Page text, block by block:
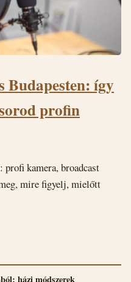
Budapesten: így
profin
profi kamera, broadcast
mire figyelj, mielőtt
házi módszerek